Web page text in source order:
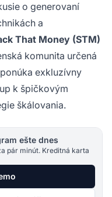
o generovaní
a
That Money (STM)
komunita určená
exkluzívny
k špičkovým
škálovania.
ešte dnes
pár minút. Kreditná karta